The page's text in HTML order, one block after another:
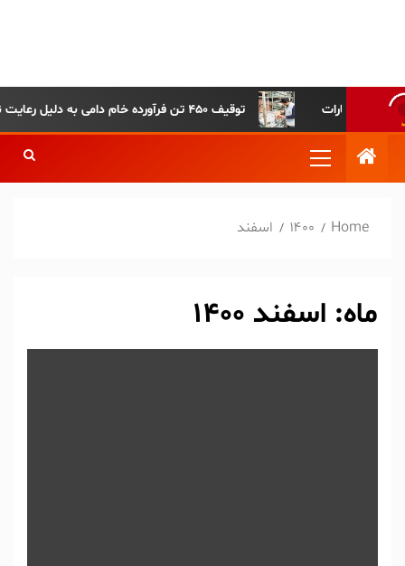
توقیف ۴۵۰ تن فرآورده خام دامی به دلیل رعایت نکردن ضوابط بهداشتی
Home ۱۴۰۰ اسفند
ماه: اسفند 1400